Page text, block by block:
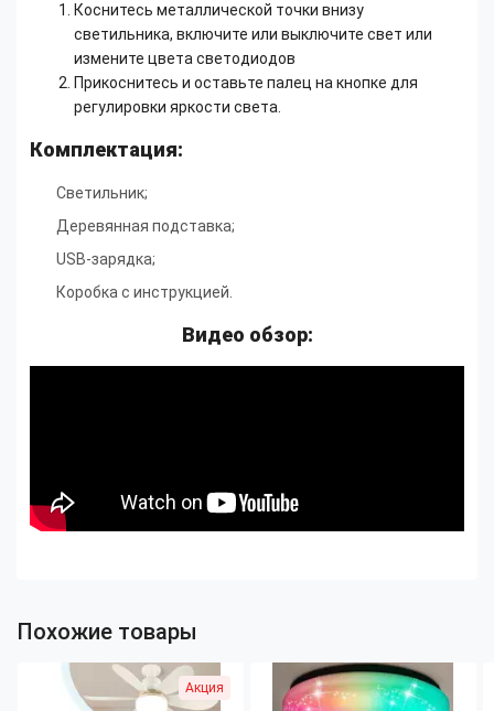
Коснитесь металлической точки внизу
светильника, включите или выключите свет или
измените цвета светодиодов
Прикоснитесь и оставьте палец на кнопке для
регулировки яркости света.
Комплектация:
Светильник;
Деревянная подставка;
USB-зарядка;
Коробка с инструкцией.
Видео обзор:
Похожие товары
Акция